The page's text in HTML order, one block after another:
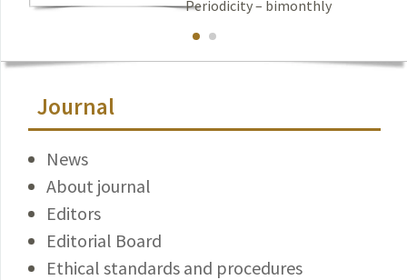
Periodicity – bimonthly
Journal
News
About journal
Editors
Editorial Board
Ethical standards and procedures